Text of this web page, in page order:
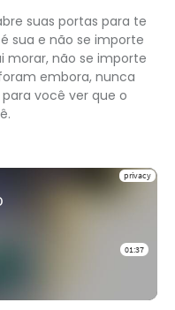
suas portas para te
sua e não se importe
morar, não se importe
embora, nunca
você ver que o